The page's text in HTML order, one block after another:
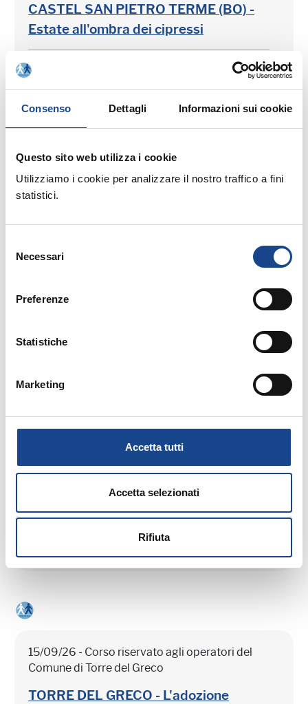
Consenso Dettagli Informazioni sui cookie
Questo sito web utilizza i cookie
Utilizziamo i cookie per analizzare il nostro traffico a fini
statistici.
delNecessari
Preferenze
Statistiche
Marketing
Accetta tutti
Accetta selezionati
Rifiuta
CASTEL SAN PIETRO TERME (BO) -
Estate all'ombra dei cipressi
Seminario di aggiornamento professionale
03/09/26 - Seminario di aggiornamento
professionale
CASTEL SAN PIETRO TERME (BO) -
La cittadinanza italiana dopo la legge
74/2025
Seminario di aggiornamento professionale
14/09/26 - Corso riservato agli operatori del
Comune di Torre del Greco
divorzio
Corso riservato agli operatori del Comune di
15/09/26 - Corso riservato agli operatori del
Comune di Torre del Greco
TORRE DEL GRECO - L'adozione